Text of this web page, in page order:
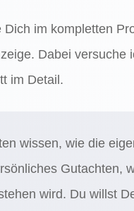
Dich im kompletten
Dabei versuche
im Detail.
wissen, wie die
Gutachten,
wird. Du willst